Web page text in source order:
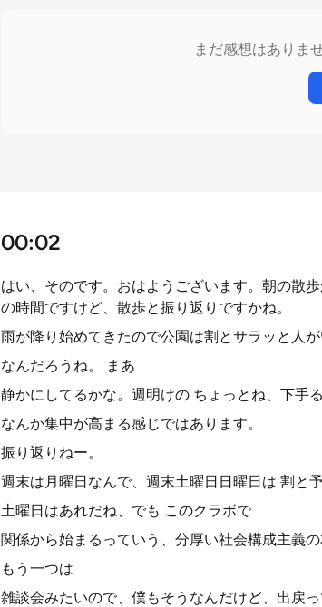
まだ感想はありま
00:02
はい、そのです。おはようございます。朝の散
の時間ですけど、散歩と振り返りですかね。
雨が降り始めてきたので公園は割とサラッと人が
なんだろうね。 まあ
静かにしてるかな。週明けの ちょっとね、下手
なんか集中が高まる感じではあります。
振り返りねー。
週末は月曜日なんで、週末土曜日日曜日は 割と
土曜日はあれだね、でも このクラボで
関係から始まるっていう、分厚い社会構成主義
もう一つは
雑談会みたいので、僕もそうなんだけど、出戻